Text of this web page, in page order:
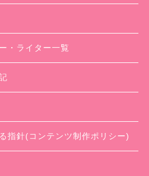
・ライター一覧
指針(コンテンツ制作ポリシー)